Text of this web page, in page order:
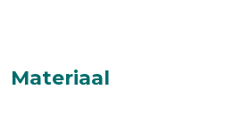
Materiaal